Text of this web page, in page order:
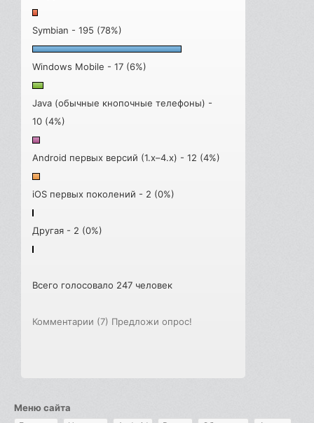
Symbian - 195 (78%)
Windows Mobile - 17 (6%)
Java (обычные кнопочные телефоны) -
10 (4%)
Android первых версий (1.x–4.x) - 12 (4%)
iOS первых поколений - 2 (0%)
Другая - 2 (0%)
Всего голосовало 247 человек
Комментарии (7) Предложи опрос!
Меню сайта